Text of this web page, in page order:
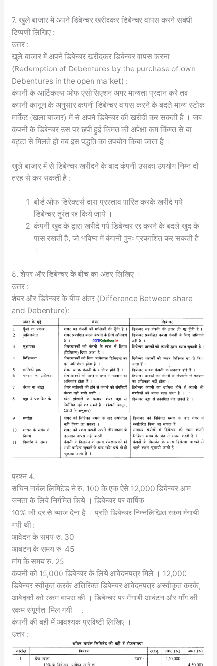
7. खुले बाजार में अपने डिबेन्चर खरीदकर डिबेन्चर वापस करने संबंधी
टिप्पणी लिखिए :
उत्तर :
खुले बाजार में अपने डिबेन्चर खरीदकर डिबेन्चर वापस करना
(Redemption of Debentures by the purchase of own
Debentures in the open market) :
कंपनी के आर्टिकल्स ओफ एसोसिएशन अगर मान्यता प्रदान करे तब
कंपनी कानून के अनुसार कंपनी डिबेन्चर वापस करने के बदले मान्य स्टोक
मार्केट (खला बाजार) में से अपने डिबेन्चर की खरीदी कर सकती है । जब
कंपनी के डिबेन्चर उस पर छपी हुई किंमत की अपेक्षा कम किंमत से या
बट्टा से मिलते हो तब इस पद्धति का उपयोग किया जाता है ।
खुले बाजार में से डिबेन्चर खरीदने के बाद कंपनी उसका उपयोग निम्न दो
तरह से कर सकती है :
बोर्ड ओफ डिरेक्टर्स द्वारा प्रस्ताव पारित करके खरीदे गये
डिबेन्चर तुरंत रद्द किये जाये ।
कंपनी खुद के द्वारा खरीदे गये डिबेन्चर रद्द करने के बदले खुद के
पास रखती है, जो भविष्य में कंपनी पुनः प्रकाशित कर सकती है
।
8. शेयर और डिबेन्चर के बीच का अंतर लिखिए ।
उत्तर :
शेयर और डिबेन्चर के बीच अंतर (Difference Between share
and Debenture):
प्रश्न 4.
सचिन मार्बल लिमिटेड ने रु. 100 के एक ऐसे 12,000 डिबेन्चर आम
जनता के लिये निर्गमित किये । डिबेन्चर पर वार्षिक
10% की दर से ब्याज देना है । प्रति डिबेन्चर निम्नलिखित रकम मँगायी
गयी थी :
आवेदन के समय रु. 30
आबंटन के समय रु. 45
मांग के समय रु. 25
कंपनी को 15,000 डिबेन्चर के लिये आवेदनपत्र मिले । 12,000
डिबेन्चर स्वीकृत करके अतिरिक्त डिबेन्चर आवेदनपत्र अस्वीकृत करके,
आवेदकों को रकम वापस की । डिबेन्चर पर मँगायी आबंटन और माँग की
रकम संपूर्णत: मिल गयी । .
कंपनी की बही में आवश्यक प्रविष्टी लिखिए ।
उत्तर :